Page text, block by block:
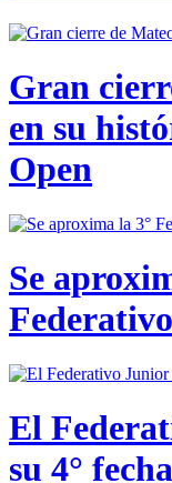
Gran
en su
Open
Se
El
su 4°